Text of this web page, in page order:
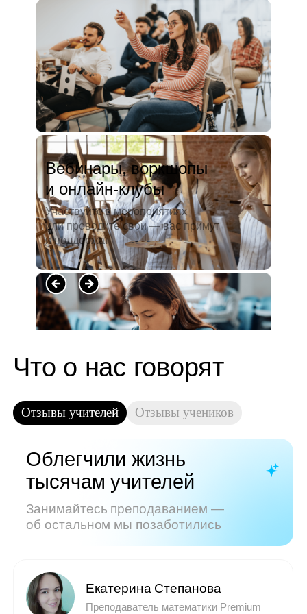
Вебинары, воркшопы
и онлайн-клубы
Участвуйте в мероприятиях
или проводите свои — вас примут
и поддержат
педагогический университет, пошла
преподавать в школу. Проработав в ней
5 лет, я поняла, что нужно двигать...
Читать полностью →
Показать все отзывы
Часто задаваемые
вопросы